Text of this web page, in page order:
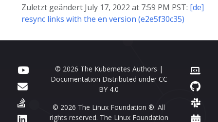
Zuletzt geändert July 17, 2022 at 7:59 PM PST: [de]
resync links with the en version (e2e5f30c35)
© 2026 The Kubernetes Authors |
Documentation Distributed under CC
BY 4.0
© 2026 The Linux Foundation ®. All
rights reserved. The Linux Foundation